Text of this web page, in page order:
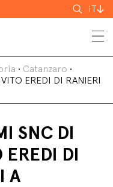
Cerca
IT
• Catanzaro •
EREDI DI RANIERI
SNC DI
DI
A